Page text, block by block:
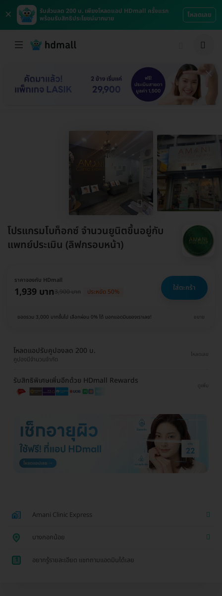
×
รับส่วนลด 200 บ. เพียงโหลดแอป HDmall ครั้งแรก
พร้อมรับสิทธิประโยชน์มากมาย
โหลดเลย
โปรแกรมโบท็อกซ์ จำนวนยูนิตขึ้นอยู่กับ
แพทย์ประเมิน (ลิฟกรอบหน้า)
ราคาจองกับ HDmall
1,939 บาท3,900 บาท ประหยัด 50% ใส่ตะกร้า
ยอดรวม 3,000 บาทขึ้นไป เลือกผ่อน 0% ได้ บอกแอดมินของเราเลย! ขยาย
โหลดแอปรับคูปองลด 200 บ.
คูปองมีจำนวนจำกัด
โหลดเลย
รับสิทธิพิเศษเพิ่มอีกด้วย HDmall Rewards
ดูเพิ่ม
Amani Clinic Express
บางกอกน้อย
1 อยากรู้รายละเอียด แชทถามแอดมินได้เลย